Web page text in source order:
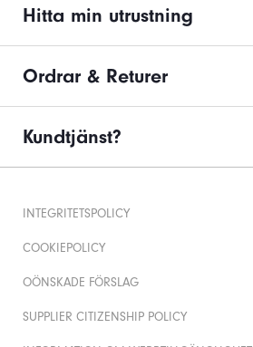
Hitta min utrustning
Ordrar & Returer
Kundtjänst?
INTEGRITETSPOLICY
COOKIEPOLICY
OÖNSKADE FÖRSLAG
SUPPLIER CITIZENSHIP POLICY